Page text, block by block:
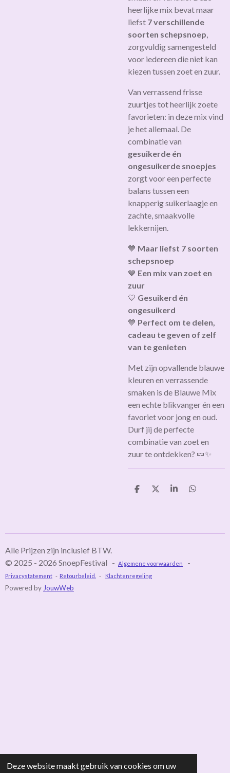
Deze website maakt gebruik van cookies om uw
heerlijke mix bevat maar
liefst 7 verschillende
soorten schepsnoep,
zorgvuldig samengesteld
voor iedereen die niet kan
kiezen tussen zoet en zuur.
Van verrassend frisse
zuurtjes tot heerlijk zoete
favorieten: in deze mix vind
je het allemaal. De
combinatie van
gesuikerde én
ongesuikerde snoepjes
zorgt voor een perfecte
balans tussen een
knapperig suikerlaagje en
zachte, smaakvolle
lekkernijen.
💙 Maar liefst 7 soorten
schepsnoep
💙 Een mix van zoet en
zuur
💙 Gesuikerd én
ongesuikerd
💙 Perfect om te delen,
cadeau te geven of zelf
van te genieten
Met zijn opvallende blauwe
kleuren en verrassende
smaken is de Blauwe Mix
een echte blikvanger én een
favoriet voor jong en oud.
Durf jij de perfecte
combinatie van zoet en
zuur te ontdekken? 🍬✨
D
D
S
D
Alle Prijzen zijn inclusief BTW.
© 2025 - 2026 SnoepFestival - Algemene voorwaarden -
Privacystatement - Retourbeleid. - Klachtenregeling
Powered by JouwWeb